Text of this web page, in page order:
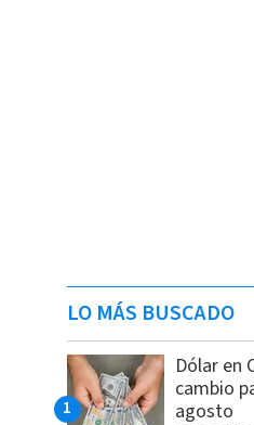
LO MÁS BUSCADO
Dólar en
cambio
agosto